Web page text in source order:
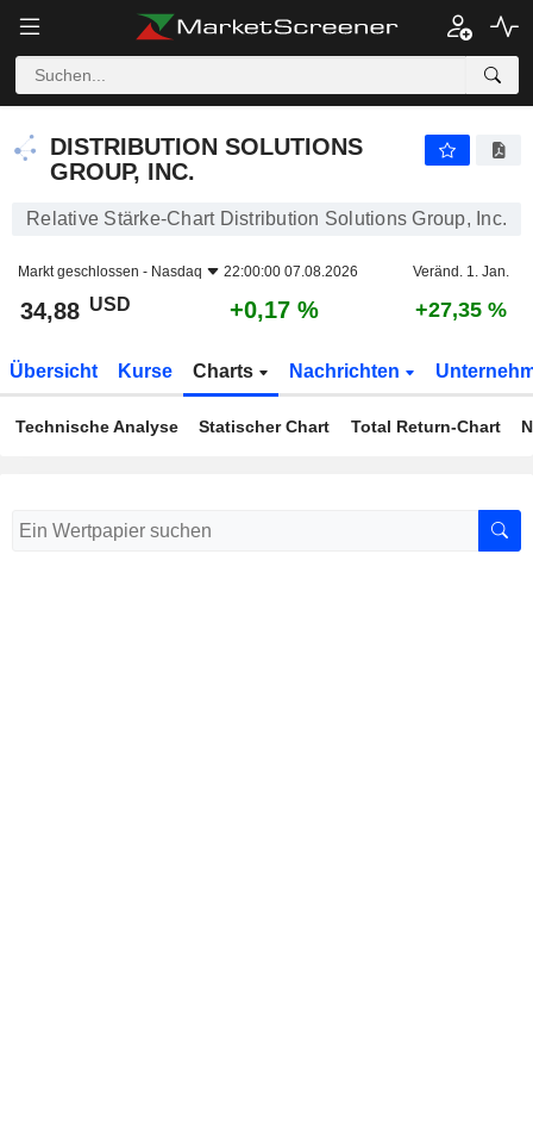
DISTRIBUTION SOLUTIONS
GROUP, INC.
Relative Stärke-Chart Distribution Solutions Group, Inc.
Markt geschlossen - Nasdaq 22:00:00 07.08.2026 Veränd. 1. Jan.
34,88 USD +0,17 % +27,35 %
Übersicht Kurse Charts Nachrichten
Technische Analyse Statischer Chart Total Return-Chart